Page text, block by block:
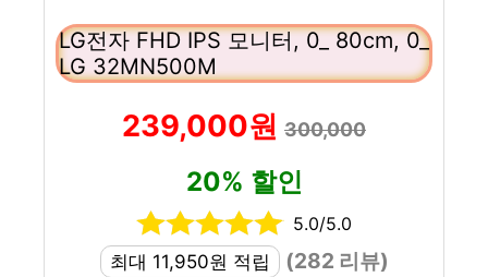
LG전자 FHD IPS 모니터, 0_ 80cm, 0_
LG 32MN500M
239,000원 300,000
20% 할인
5.0/5.0
최대 11,950원 적립
(282 리뷰)